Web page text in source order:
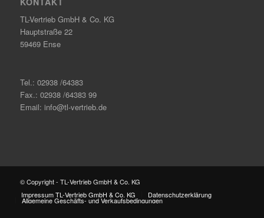
TL-Vertrieb GmbH & Co. KG
Hauptstraße 22
59469 Ense
Tel.: 02938 /64383
Fax.: 02938 /64383 99
Email: info@tl-vertrieb.de
© Copyright - TL-Vertrieb GmbH & Co. KG
Impressum TL-Vertrieb GmbH & Co. KG
Datenschutzerklärung
Allgemeine Geschäfts- und Verkaufsbedingungen